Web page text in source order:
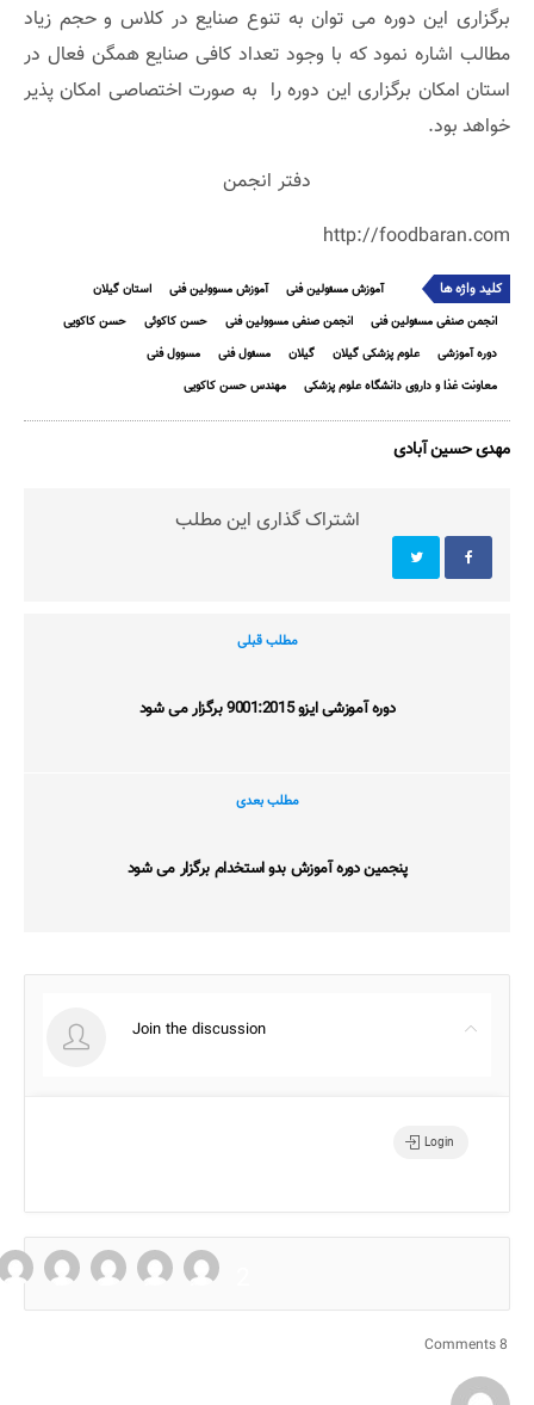
برگزاری این دوره می توان به تنوع صنایع در کلاس و حجم زیاد
مطالب اشاره نمود که با وجود تعداد کافی صنایع همگن فعال در
استان امکان برگزاری این دوره را به صورت اختصاصی امکان پذیر
خواهد بود.
دفتر انجمن
http://foodbaran.com
کلید واژه ها آموزش مسئولین فنی آموزش مسوولین فنی
استان گیلان
انجمن صنفی مسئولین فنی
انجمن صنفی مسوولین فنی حسن کاکوئی
حسن کاکویی
دوره آموزشی
علوم پزشکی گیلان گیلان مسئول فنی
مسوول فنی
معاونت غذا و داروی دانشگاه علوم پزشکی
مهندس حسن کاکویی
مهدی حسین آبادی
اشتراک گذاری این مطلب
مطلب قبلی
دوره آموزشی ایزو 9001:2015 برگزار می شود
مطلب بعدی
پنجمین دوره آموزش بدو استخدام برگزار می شود
Join the discussion
Login
8 Comments